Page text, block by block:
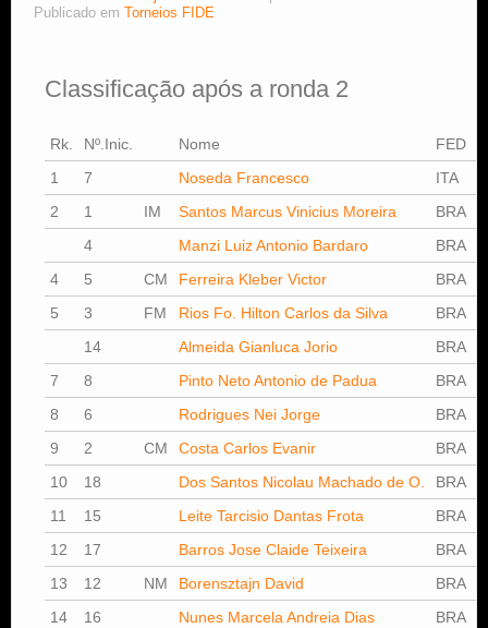
Publicado em
Torneios FIDE
Classificação após a ronda 2
Rk. Nº.Inic. Nome FED
1
7 Noseda Francesco ITA
2
1 IM Santos Marcus Vinicius Moreira BRA
4
Manzi Luiz Antonio Bardaro BRA
4
5 CM Ferreira Kleber Victor BRA
5
3 FM Rios Fo. Hilton Carlos da Silva BRA
14
Almeida Gianluca Jorio BRA
7
8 Pinto Neto Antonio de Padua BRA
8
6 Rodrigues Nei Jorge BRA
9
2 CM Costa Carlos Evanir BRA
10
18 Dos Santos Nicolau Machado de O. BRA
11
15 Leite Tarcisio Dantas Frota BRA
12
17 Barros Jose Claide Teixeira BRA
13
12 NM Borensztajn David BRA
14
16 Nunes Marcela Andreia Dias BRA